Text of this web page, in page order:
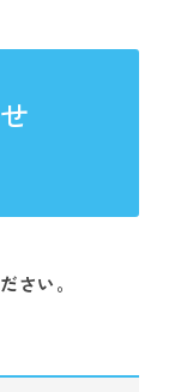
さい。